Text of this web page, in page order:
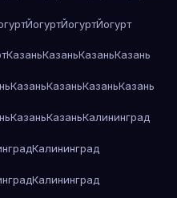
ЙогуртЙогуртЙогурт
КазаньКазаньКазаньКазань
КазаньКазаньКазаньКазань
КазаньКазаньКалининград
Калининград
Калининград